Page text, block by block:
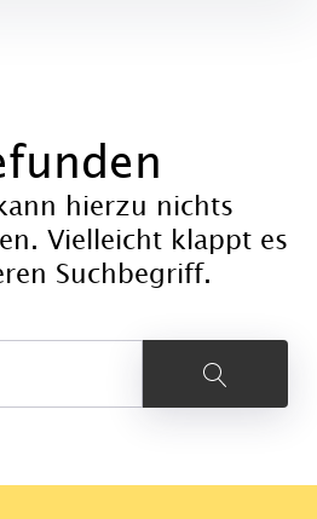
hierzu nichts
Vielleicht klappt es
Suchbegriff.
Suche